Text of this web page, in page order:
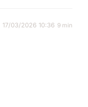
17/03/2026 10:36 9 min